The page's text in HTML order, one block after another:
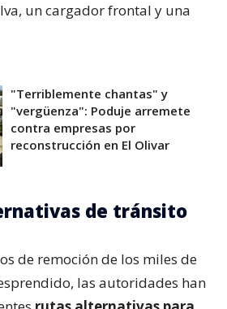
un cargador frontal y una
"Terriblemente chantas" y
"vergüenza": Poduje arremete
contra empresas por
reconstrucción en El Olivar
de tránsito
de remoción de los miles de
las autoridades han